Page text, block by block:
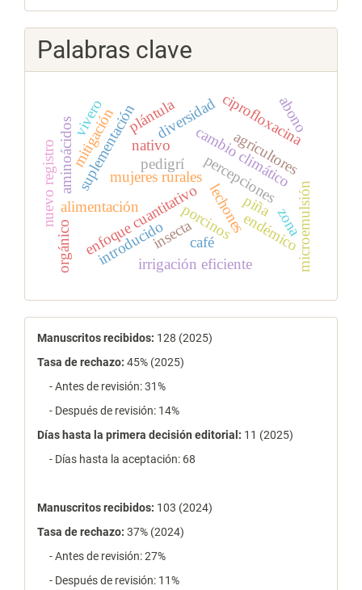
Palabras clave
mujeres ruralespercepciones
cambio climático
enfoque cuantitativo
agricultores
alimentación
suplementación
porcinos
lechones
aminoácidos diversidad
insecta endémico
nativo
introducido
nuevo registro piña
pedigrí
ciprofloxacina
microemulsión
irrigación eficiente
mitigación
café
abono
orgánico
plántula
vivero
zona
estadísticas
Manuscritos recibidos: 128 (2025)
Tasa de rechazo: 45% (2025)
- Antes de revisión: 31%
- Después de revisión: 14%
Días hasta la primera decisión editorial: 11 (2025)
- Días hasta la aceptación: 68
Manuscritos recibidos: 103 (2024)
Tasa de rechazo: 37% (2024)
- Antes de revisión: 27%
- Después de revisión: 11%